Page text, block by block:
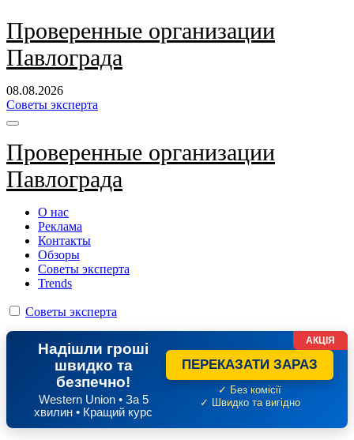
Перейти
к
содержанию
Проверенные организации
Павлограда
08.08.2026
Советы эксперта
Проверенные организации
Павлограда
О нас
Реклама
Контакты
Обзоры
Советы эксперта
Trends
Советы эксперта
Надішли гроші
швидко та
безпечно!
Western Union • За 5
хвилин • Кращий курс
ПЕРЕКАЗАТИ ЗАРАЗ
✓ Без комісії
✓ Швидко та вигідно
АКЦІЯ